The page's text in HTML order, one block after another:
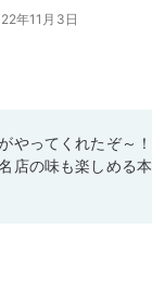
年11月3日
やってくれたぞ～
店の味も楽しめる